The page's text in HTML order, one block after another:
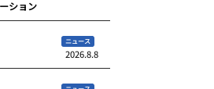
ション
ニュース
2026.8.8